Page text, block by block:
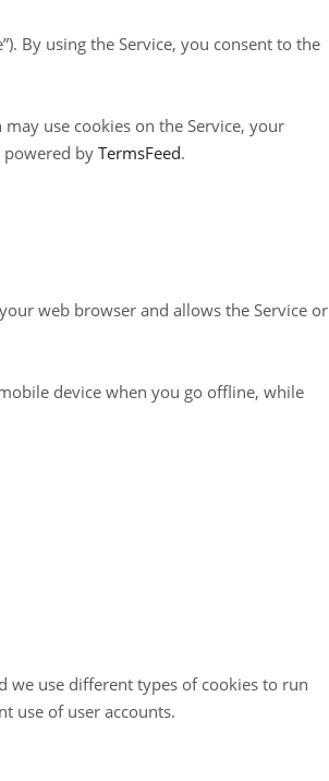
By using the Service, you consent to the
use cookies on the Service, your
powered by TermsFeed.
web browser and allows the Service or
device when you go offline, while
we use different types of cookies to run
use of user accounts.